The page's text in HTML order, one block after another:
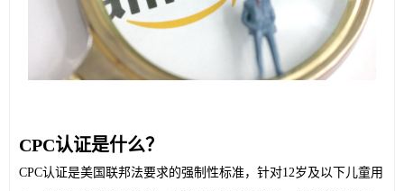
CPC认证是什么？
CPC认证是美国联邦法要求的强制性标准，针对12岁及以下儿童用